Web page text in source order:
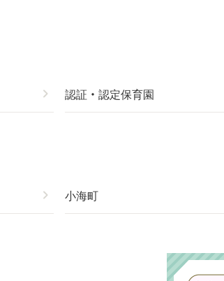
chevron_right 認証・認定保育園
chevron_right 小海町